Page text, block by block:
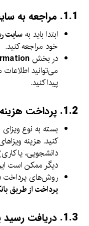
1.1. مراجعه به
ابتدا باید بهسایت
خود مراجعه کنید.
در بخش
می‌توانید
پیدا کنید.
1.2. پرداخت
بسته به نوع
کنید. هزینه
دانشجویی، یا
دیگر ممکن است
روش‌های
پرداخت از طریق
1.3. دریافت